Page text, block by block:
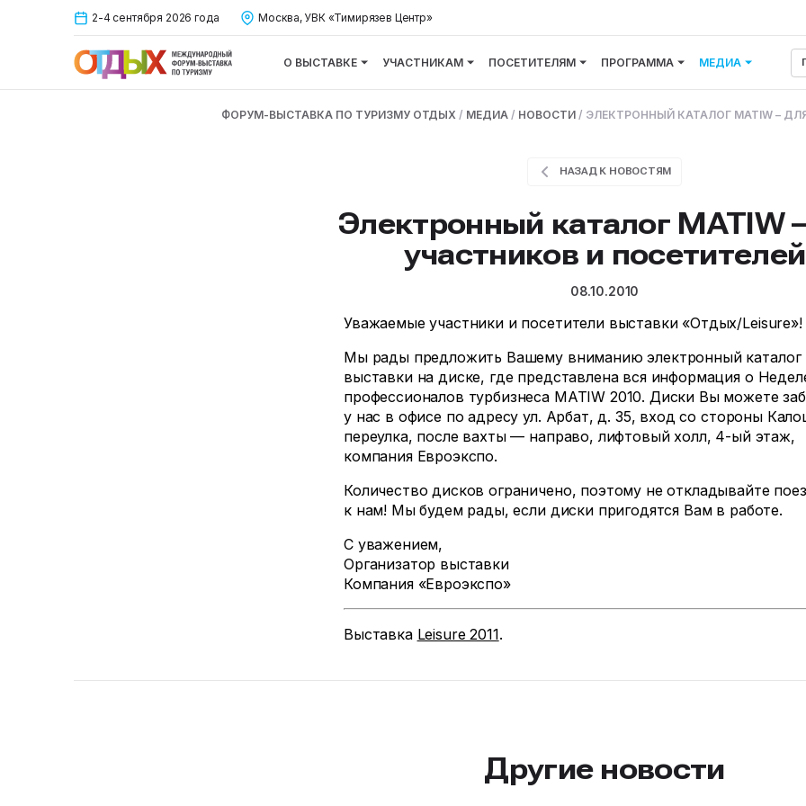
О ВЫСТАВКЕ УЧАСТНИКАМ ПОСЕТИТЕЛЯМ ПРОГРАММА МЕДИА
2-4 сентября 2026 года Москва, УВК «Тимирязев Центр»
ФОРУМ-ВЫСТАВКА ПО ТУРИЗМУ ОТДЫХ/ МЕДИА/ НОВОСТИ/ ЭЛЕКТРОННЫЙ КАТАЛОГ MATIW –
НАЗАД К НОВОСТЯМ
Электронный каталог MATIW
участников и посетителей
08.10.2010
Уважаемые участники и посетители выставки «Отдых/Leisure»!
Мы рады предложить Вашему вниманию электронный каталог
выставки на диске, где представлена вся информация о
профессионалов турбизнеса MATIW 2010. Диски Вы можете
у нас в офисе по адресу ул. Арбат, д. 35, вход со стороны
переулка, после вахты — направо, лифтовый холл, 4-ыйэтаж,
компания Евроэкспо.
Количество дисков ограничено, поэтому не откладывайте
к нам! Мы будем рады, если диски пригодятся Вам в работе.
С уважением,
Организатор выставки
Компания «Евроэкспо»
Выставка Leisure 2011.
Другие новости